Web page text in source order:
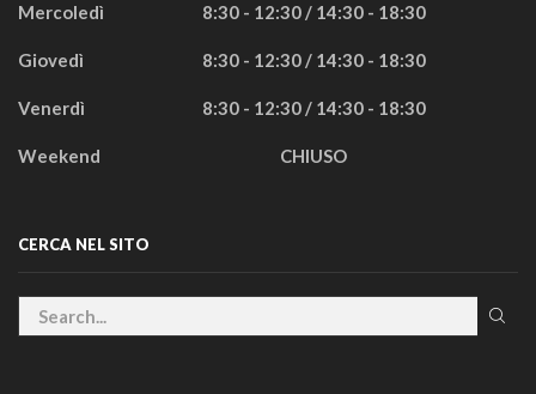
Mercoledì 8:30 - 12:30 / 14:30 - 18:30
Giovedì 8:30 - 12:30 / 14:30 - 18:30
Venerdì 8:30 - 12:30 / 14:30 - 18:30
Weekend CHIUSO
CERCA NEL SITO